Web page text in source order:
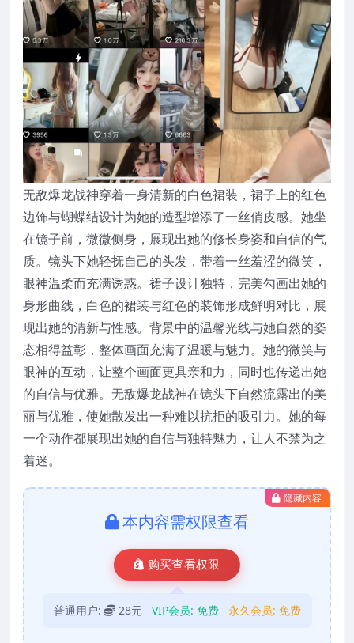
无敌爆龙战神穿着一身清新的白色裙装，裙子上的红色
边饰与蝴蝶结设计为她的造型增添了一丝俏皮感。她坐
在镜子前，微微侧身，展现出她的修长身姿和自信的气
质。镜头下她轻抚自己的头发，带着一丝羞涩的微笑，
眼神温柔而充满诱惑。裙子设计独特，完美勾画出她的
身形曲线，白色的裙装与红色的装饰形成鲜明对比，展
现出她的清新与性感。背景中的温馨光线与她自然的姿
态相得益彰，整体画面充满了温暖与魅力。她的微笑与
眼神的互动，让整个画面更具亲和力，同时也传递出她
的自信与优雅。无敌爆龙战神在镜头下自然流露出的美
丽与优雅，使她散发出一种难以抗拒的吸引力。她的每
一个动作都展现出她的自信与独特魅力，让人不禁为之
着迷。
隐藏内容
本内容需权限查看
购买查看权限
普通用户: 28元 VIP会员: 免费 永久会员: 免费